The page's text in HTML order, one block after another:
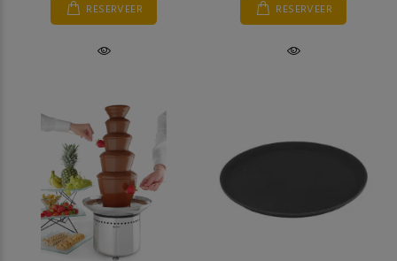
RESERVEER RESERVEER